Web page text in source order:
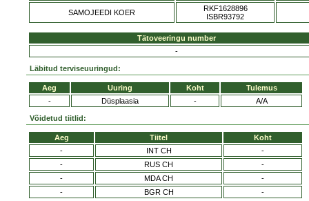
SAMOJEEDI KOER
RKF1628896
ISBR93792
Tätoveeringu number
-
Läbitud terviseuuringud:
Aeg Uuring Koht
Tulemus
-
Düsplaasia - A/A
Võidetud tiitlid:
Aeg Tiitel
Koht
-
INT CH
-
-
RUS CH
-
-
MDA CH
-
-
BGR CH -